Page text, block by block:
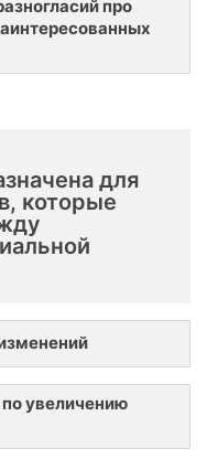
про
для
которые
увеличению